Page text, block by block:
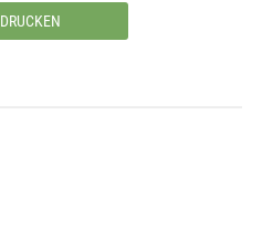
DRUCKEN